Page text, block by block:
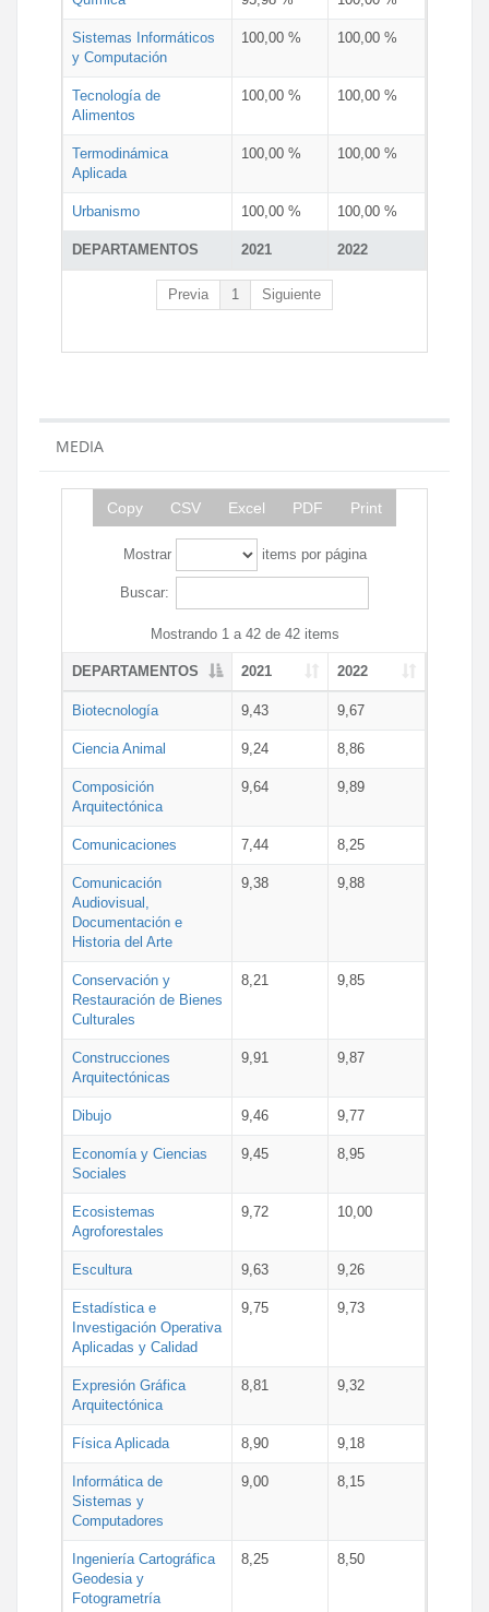
DEPARTAMENTOS 2021 2022
Sistemas Informáticos
y Computación
100,00 % 100,00 %
Tecnología de
Alimentos
100,00 % 100,00 %
Termodinámica
Aplicada
100,00 % 100,00 %
Urbanismo 100,00 % 100,00 %
Previa 1 Siguiente
MEDIA
Copy CSV Excel PDF Print
Mostrar items por página
Buscar:
Mostrando 1 a 42 de 42 items
DEPARTAMENTOS 2021 2022
Biotecnología 9,43 9,67
Ciencia Animal 9,24 8,86
Composición
Arquitectónica
9,64 9,89
Comunicaciones 7,44 8,25
Comunicación
Audiovisual,
Documentación e
Historia del Arte
9,38 9,88
Conservación y
Restauración de Bienes
Culturales
8,21 9,85
Construcciones
Arquitectónicas
9,91 9,87
Dibujo 9,46 9,77
Economía y Ciencias
Sociales
9,45 8,95
Ecosistemas
Agroforestales
9,72 10,00
Escultura 9,63 9,26
Estadística e
Investigación Operativa
Aplicadas y Calidad
9,75 9,73
Expresión Gráfica
Arquitectónica
8,81 9,32
Física Aplicada 8,90 9,18
Informática de
Sistemas y
Computadores
9,00 8,15
Ingeniería Cartográfica
Geodesia y
Fotogrametría
8,25 8,50